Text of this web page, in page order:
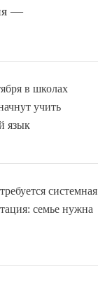
—
в школах
учить
язык
системная
семье нужна